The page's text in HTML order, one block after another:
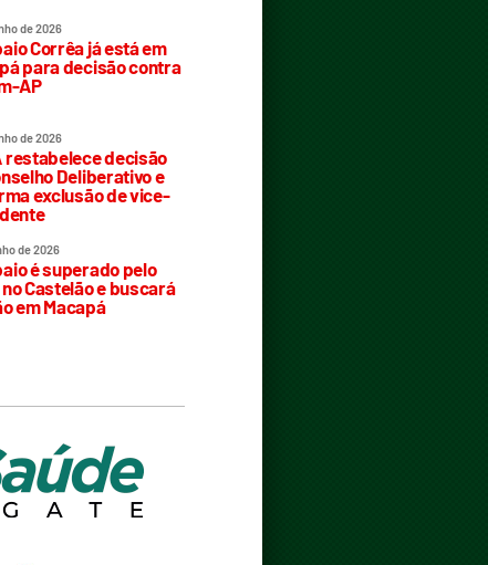
de 2026
Corrêa já está em
para decisão contra
AP
de 2026
restabelece decisão
Deliberativo e
exclusão de vice-
de 2026
é superado pelo
Castelão e buscará
em Macapá